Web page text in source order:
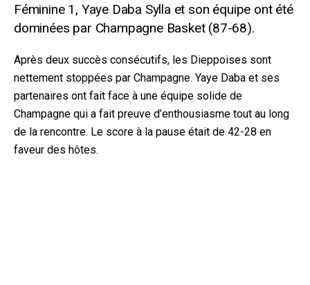
Féminine 1, Yaye Daba Sylla et son équipe ont été
dominées par Champagne Basket (87-68).
Après deux succès consécutifs, les Dieppoises sont
nettement stoppées par Champagne. Yaye Daba et ses
partenaires ont fait face à une équipe solide de
Champagne qui a fait preuve d’enthousiasme tout au long
de la rencontre. Le score à la pause était de 42-28 en
faveur des hôtes.